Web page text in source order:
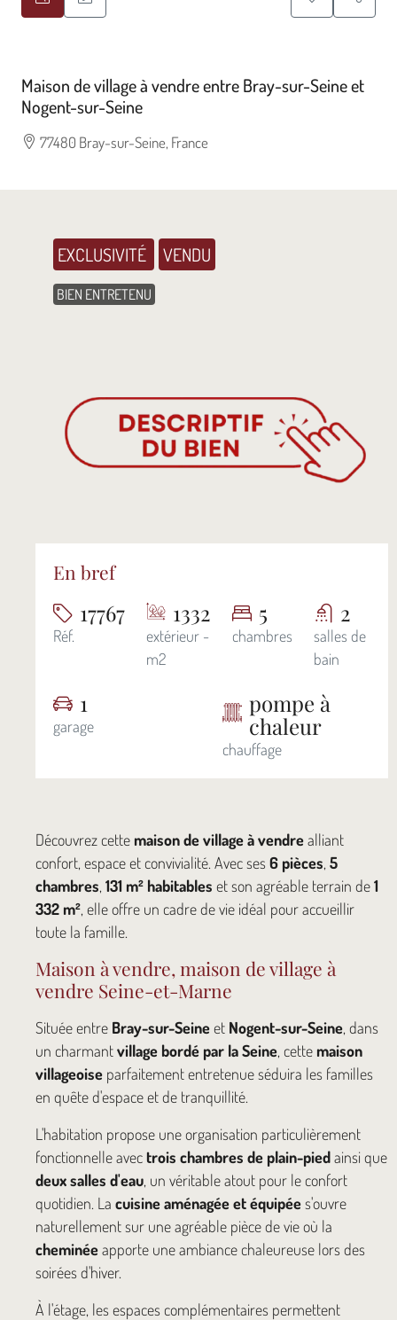
Maison de village à vendre entre Bray-sur-Seine et
Nogent-sur-Seine
77480 Bray-sur-Seine, France
EXCLUSIVITÉ VENDU
BIEN ENTRETENU
En bref
17767
Réf.
1332
extérieur -
m2
5
chambres
2
salles de
bain
1
garage
pompe à
chaleur
chauffage
Découvrez cette maison de village à vendrealliant
confort, espace et convivialité. Avec ses6 pièces, 5
chambres, 131 m² habitables et son agréable terrain de1
332 m², elle offre un cadre de vie idéal pour accueillir
toute la famille.
Maison à vendre, maison de village à
vendre Seine-et-Marne
Située entre Bray-sur-Seineet Nogent-sur-Seine, dans
un charmantvillage bordé par la Seine, cette maison
villageoise parfaitement entretenue séduira les familles
en quête d'espace et de tranquillité.
L'habitation propose une organisation particulièrement
fonctionnelle avectrois chambres de plain-piedainsi que
deux salles d'eau, un véritable atout pour le confort
quotidien. La cuisine aménagée et équipées'ouvre
naturellement sur une agréable pièce de vie où la
cheminéeapporte une ambiance chaleureuse lors des
soirées d'hiver.
À l'étage, les espaces complémentaires permettent